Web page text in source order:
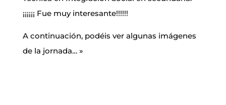
¡¡¡¡¡¡ Fue muy interesante!!!!!!
A continuación, podéis ver algunas imágenes
de la jornada… »